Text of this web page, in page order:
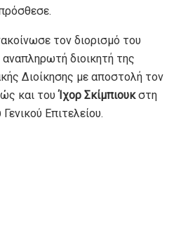
τον διορισμό του
διοικητή της
Διοίκησης με αποστολή τον
και τουΊχορ Σκίμπιουκστη
Επιτελείου.